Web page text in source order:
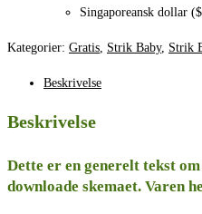
Singaporeansk dollar
Kategorier: Gratis Strik Baby, Strik
Beskrivelse
Beskrivelse
Dette er en generelt tekst
downloade skemaet. Varen